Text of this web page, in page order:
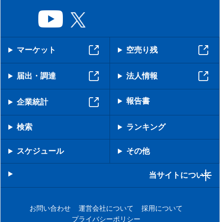
マーケット 空売り残
届出・調達 法人情報
企業統計 報告書
検索 ランキング
スケジュール その他
当サイトについて
お問い合わせ 運営会社について
採用について
プライバシーポリシー